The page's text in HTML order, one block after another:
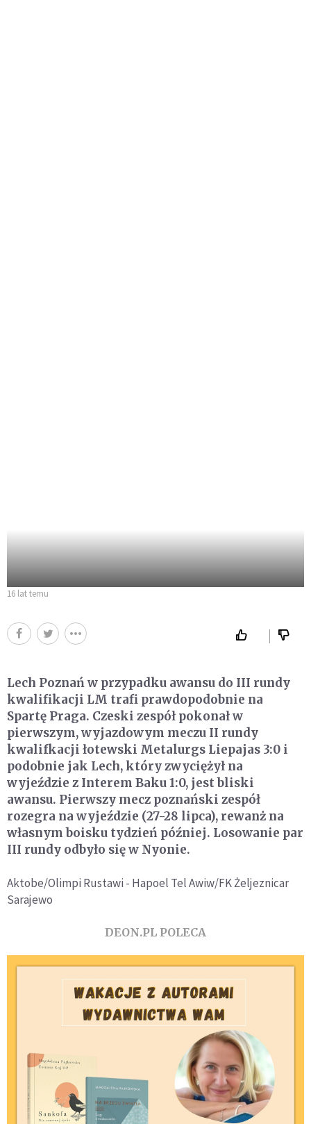
16 lat temu
Lech Poznań w przypadku awansu do III rundy
kwalifikacji LM trafi prawdopodobnie na
Spartę Praga. Czeski zespół pokonał w
pierwszym, wyjazdowym meczu II rundy
kwalifkacji łotewski Metalurgs Liepajas 3:0 i
podobnie jak Lech, który zwyciężył na
wyjeździe z Interem Baku 1:0, jest bliski
awansu. Pierwszy mecz poznański zespół
rozegra na wyjeździe (27-28 lipca), rewanż na
własnym boisku tydzień później. Losowanie par
III rundy odbyło się w Nyonie.
Aktobe/Olimpi Rustawi - Hapoel Tel Awiw/FK Żeljeznicar
Sarajewo
DEON.PL POLECA